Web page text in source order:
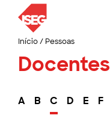
Início/ Pessoas
Docentes
A B C D E F